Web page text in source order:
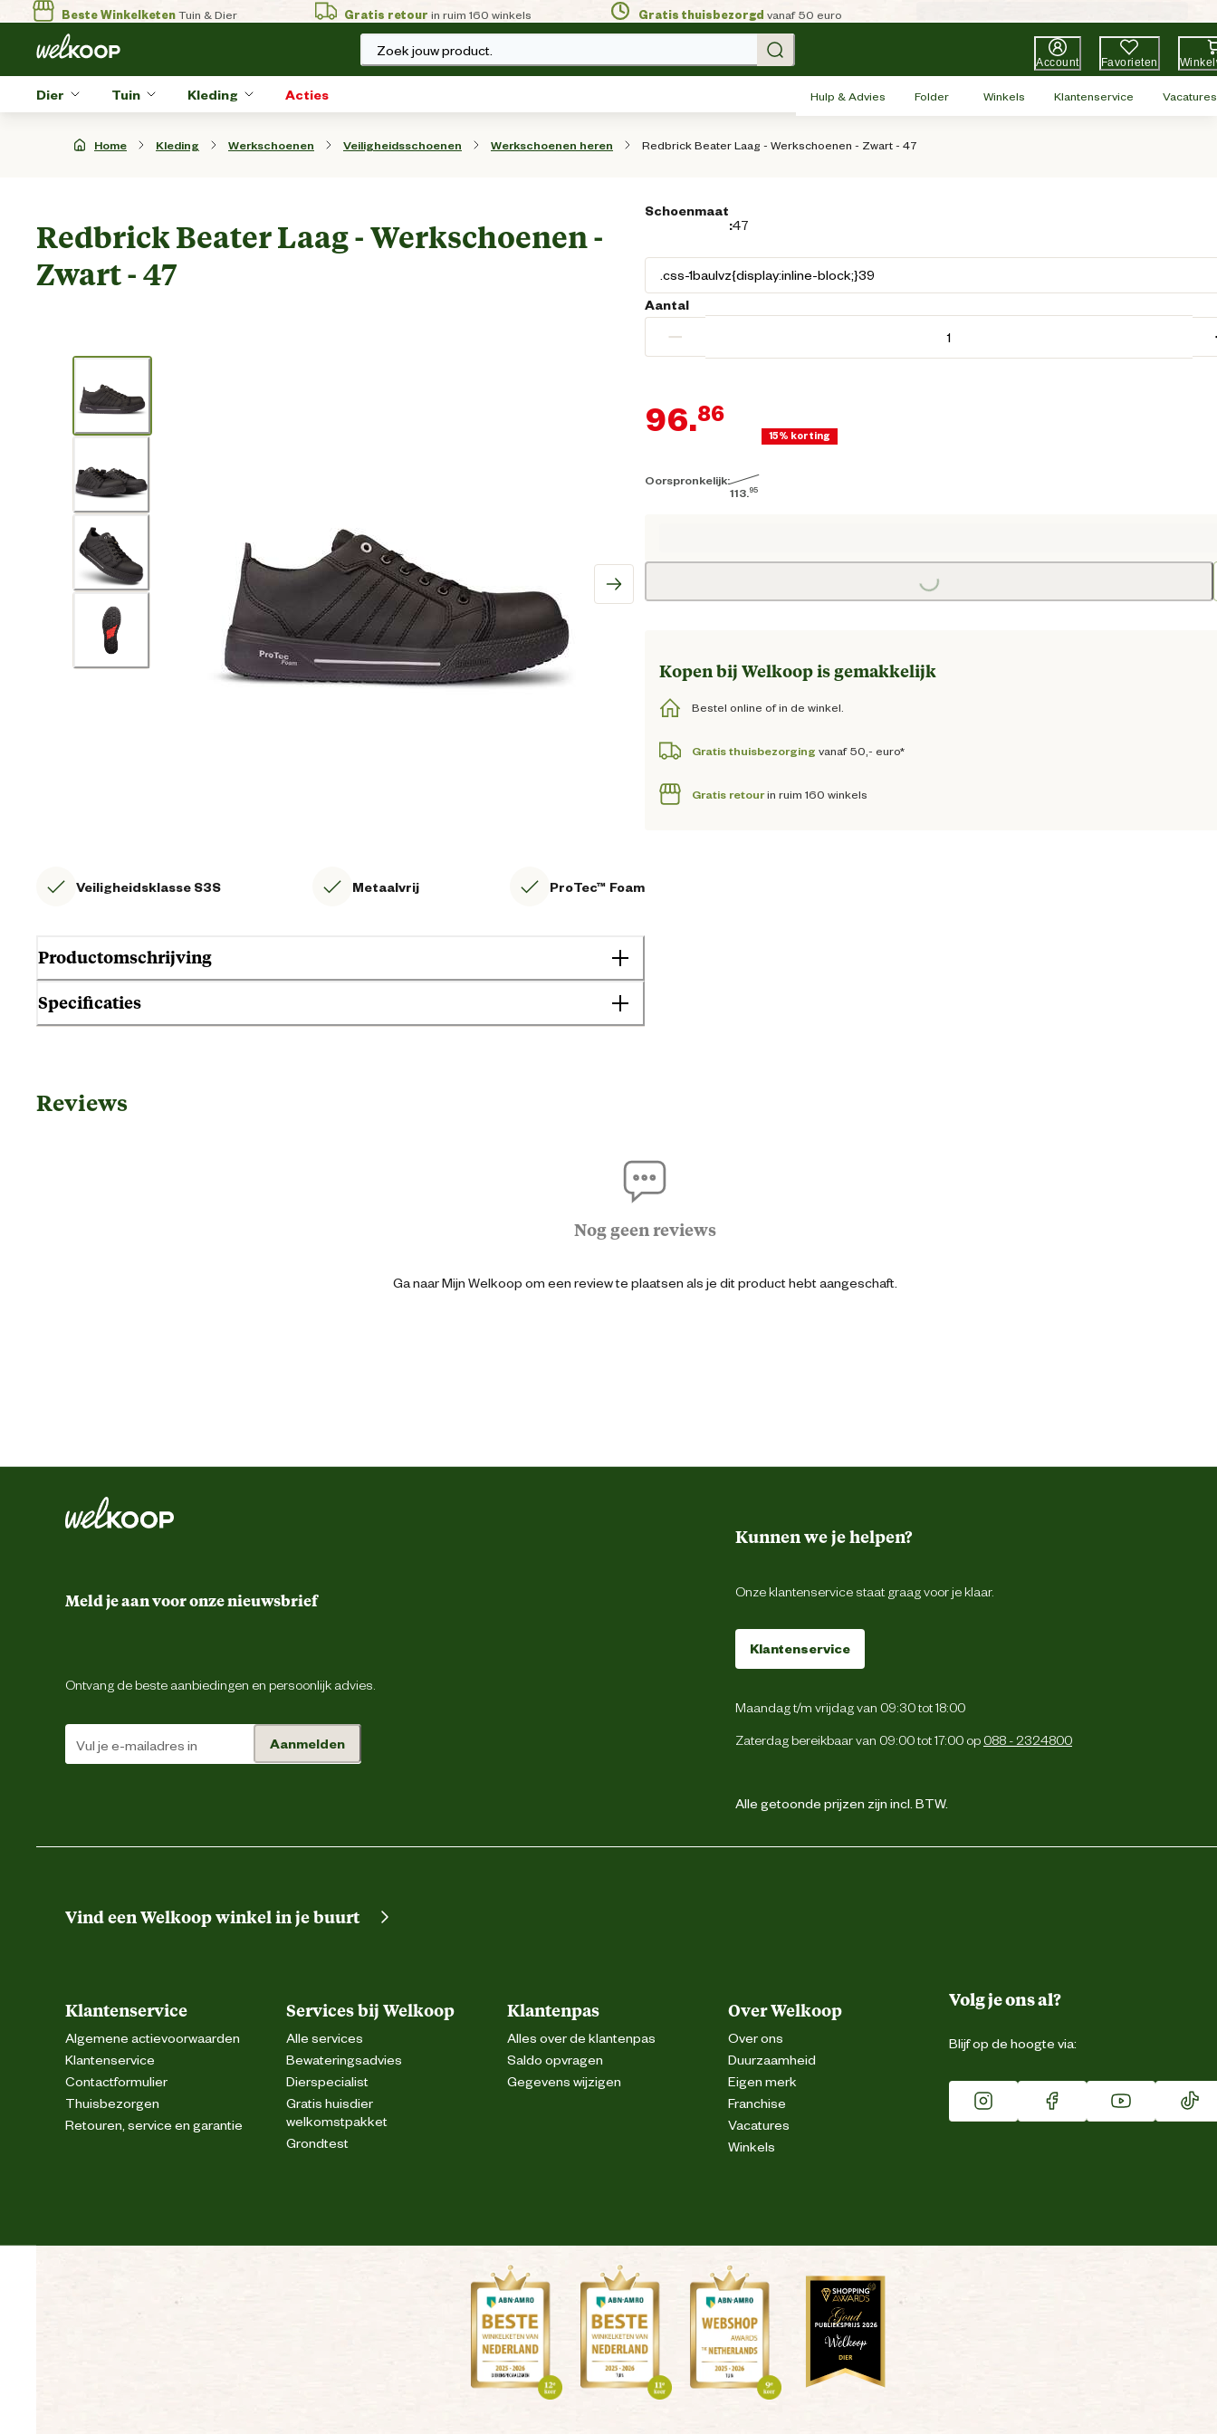
Beste WinkelketenTuin & Dier Gratis retour in ruim 160 winkels Gratis thuisbezorgd vanaf 50 euro
Zoek jouw product.
Account Favorieten
Dier Tuin Kleding Acties Hulp & Advies Folder Winkels Klantenservice Vacatures
Home Kleding Werkschoenen Veiligheidsschoenen Werkschoenen heren Redbrick Beater Laag - Werkschoenen - Zwart - 47
Redbrick Beater Laag - Werkschoenen -
Zwart - 47
Veiligheidsklasse S3S Metaalvrij ProTec™ Foam
Productomschrijving
Specificaties
Geschikt voor geslacht
Bouw
Logistiek
Functionele eigenschappen
Type leest
Fysieke eigenschappen
Hoogte schoen
Veiligheids eigenschappen Anti-slipzool
Veiligheidsnorm
3D Mesh
Microfiber
Schoenmaat
:47
Aantal
−
Oorspronkelijk:
113.95
96.86
Huidige prijs € 96,86
15% korting
Loading...
Kopen bij Welkoop is gemakkelijk
Bestel online of in de winkel.
Gratis thuisbezorging vanaf 50,- euro*
Gratis retourin ruim 160 winkels
Reviews
Nog geen reviews
Ga naar Mijn Welkoop om een review te plaatsen als je dit product hebt aangeschaft.
Meld je aan voor onze nieuwsbrief
Ontvang de beste aanbiedingen en persoonlijk advies.
Aanmelden
Kunnen we je helpen?
Onze klantenservice staat graag voor je klaar.
Klantenservice
Maandag t/m vrijdag van 09:30 tot 18:00
Zaterdag bereikbaar van 09:00 tot 17:00 op 088 - 2324800
Alle getoonde prijzen zijn incl. BTW.
Vind een Welkoop winkel in je buurt
Klantenservice
Algemene actievoorwaarden
Klantenservice
Contactformulier
Thuisbezorgen
Retouren, service en garantie
Services bij Welkoop
Alle services
Bewateringsadvies
Dierspecialist
Gratis huisdier
welkomstpakket
Grondtest
Klantenpas
Alles over de klantenpas
Saldo opvragen
Gegevens wijzigen
Over Welkoop
Over ons
Duurzaamheid
Eigen merk
Franchise
Vacatures
Winkels
Volg je ons al?
Blijf op de hoogte via: